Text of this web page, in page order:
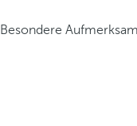
Besondere